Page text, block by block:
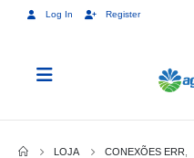
Log In Register
LOJA CONEXÕES ERR